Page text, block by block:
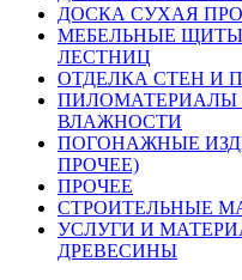
ДОСКА СУХАЯ
МЕБЕЛЬНЫЕ
ЛЕСТНИЦ
ОТДЕЛКА СТЕН И
ПИЛОМАТЕРИАЛЫ
ВЛАЖНОСТИ
ПОГОНАЖНЫЕ
ПРОЧЕЕ)
ПРОЧЕЕ
СТРОИТЕЛЬНЫЕ
УСЛУГИ И
ДРЕВЕСИНЫ